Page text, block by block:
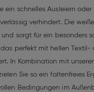
ein schnelles Ausleiern
verhindert. Die
sorgt für ein besonders
das perfekt mit hellen Textil-
In Kombination mit
Sie so ein faltenfreies
Bedingungen im